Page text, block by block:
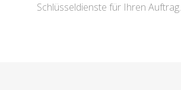
Schlüsseldienste für Ihren Auftrag.